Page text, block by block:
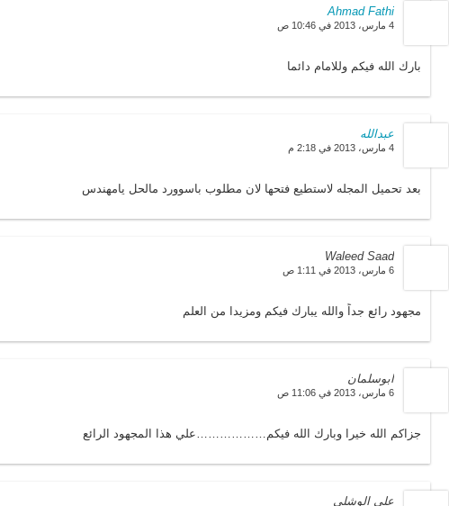
Ahmad Fathi
4 مارس، 2013 في 10:46 ص
بارك الله فيكم وللامام دائما
عبدالله
4 مارس، 2013 في 2:18 م
بعد تحميل المجله لاستطيع فتحها لان مطلوب باسوورد مالحل يامهندس
Waleed Saad
6 مارس، 2013 في 1:11 ص
مجهود رائع جداً والله يبارك فيكم ومزيدا من العلم
ابوسلمان
6 مارس، 2013 في 11:06 ص
جزاكم الله خيرا وبارك الله فيكم………………علي هذا المجهود الرائع
علي الوشلي